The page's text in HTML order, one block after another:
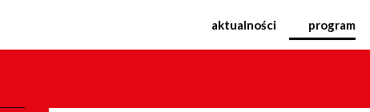
Festiwal
aktualności program